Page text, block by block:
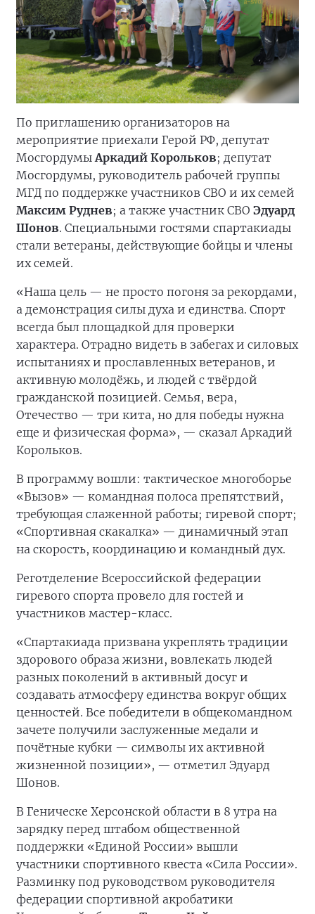
По приглашению организаторов на
мероприятие приехали Герой РФ, депутат
МосгордумыАркадий Корольков; депутат
Мосгордумы, руководитель рабочей группы
МГД по поддержке участников СВО и их семей
Максим Руднев; а также участник СВО Эдуард
Шонов. Специальными гостями спартакиады
стали ветераны, действующие бойцы и члены
их семей.
«Наша цель — не просто погоня за рекордами,
а демонстрация силы духа и единства. Спорт
всегда был площадкой для проверки
характера. Отрадно видеть в забегах и силовых
испытаниях и прославленных ветеранов, и
активную молодёжь, и людей с твёрдой
гражданской позицией. Семья, вера,
Отечество — три кита, но для победы нужна
еще и физическая форма», — сказал Аркадий
Корольков.
В программу вошли: тактическое многоборье
«Вызов» — командная полоса препятствий,
требующая слаженной работы; гиревой спорт;
«Спортивная скакалка» — динамичный этап
на скорость, координацию и командный дух.
Реготделение Всероссийской федерации
гиревого спорта провело для гостей и
участников мастер-класс.
«Спартакиада призвана укреплять традиции
здорового образа жизни, вовлекать людей
разных поколений в активный досуг и
создавать атмосферу единства вокруг общих
ценностей. Все победители в общекомандном
зачете получили заслуженные медали и
почётные кубки — символы их активной
жизненной позиции», — отметил Эдуард
Шонов.
В Геническе Херсонской области в 8 утра на
зарядку перед штабом общественной
поддержки «Единой России» вышли
участники спортивного квеста «Сила России».
Разминку под руководством руководителя
федерации спортивной акробатики